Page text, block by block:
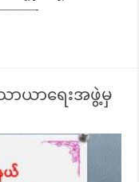
ာယာရေးအဖွဲ့မှ